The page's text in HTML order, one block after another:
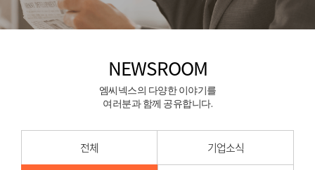
NEWSROOM
엠씨넥스의 다양한 이야기를
여러분과 함께 공유합니다.
전체 기업소식